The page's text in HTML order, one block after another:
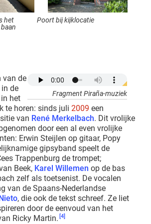
het
Poort bij kijklocatie
Fragment Piraña-muziek
van de
de
het
te horen: sinds juli 2009 een
van René Merkelbach. Dit vrolijke
door een al even vrolijke
Erwin Steijlen op gitaar, Popy
gipsyband speelt de
Trappenburg de trompet;
Beek, Karel Willemen op de bas
zelf als toetsenist. De vocalen
van de Spaans-Nederlandse
, die ook de tekst schreef. Ze liet
door de eenvoud van het
Ricky Martin. [4]